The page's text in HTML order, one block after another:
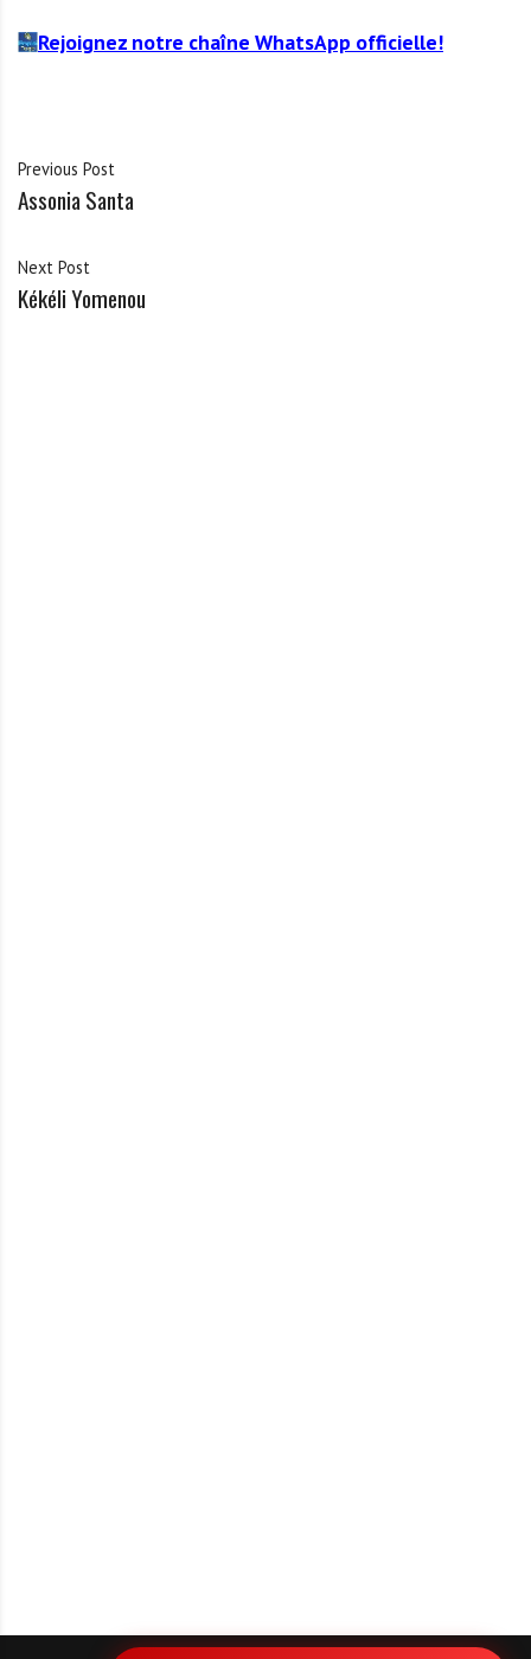
Rejoignez notre chaîne WhatsApp officielle!
Previous Post
Assonia Santa
Next Post
Kékéli Yomenou